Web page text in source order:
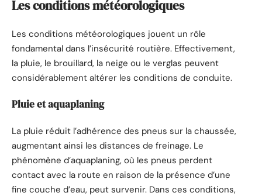
Les conditions météorologiques
Les conditions météorologiques jouent un rôle
fondamental dans l’insécurité routière. Effectivement,
la pluie, le brouillard, la neige ou le verglas peuvent
considérablement altérer les conditions de conduite.
Pluie et aquaplaning
La pluie réduit l’adhérence des pneus sur la chaussée,
augmentant ainsi les distances de freinage. Le
phénomène d’aquaplaning, où les pneus perdent
contact avec la route en raison de la présence d’une
fine couche d’eau, peut survenir. Dans ces conditions,